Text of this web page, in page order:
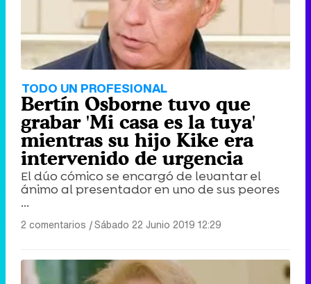
TODO UN PROFESIONAL
Bertín Osborne tuvo que
grabar 'Mi casa es la tuya'
mientras su hijo Kike era
intervenido de urgencia
El dúo cómico se encargó de levantar el
ánimo al presentador en uno de sus peores
...
2 comentarios |Sábado 22 Junio 2019 12:29